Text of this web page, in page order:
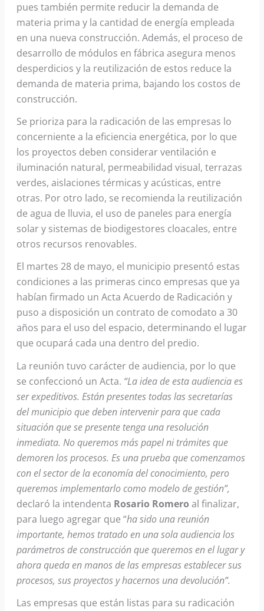
pues también permite reducir la demanda de
materia prima y la cantidad de energía empleada
en una nueva construcción. Además, el proceso de
desarrollo de módulos en fábrica asegura menos
desperdicios y la reutilización de estos reduce la
demanda de materia prima, bajando los costos de
construcción.
Se prioriza para la radicación de las empresas lo
concerniente a la eficiencia energética, por lo que
los proyectos deben considerar ventilación e
iluminación natural, permeabilidad visual, terrazas
verdes, aislaciones térmicas y acústicas, entre
otras. Por otro lado, se recomienda la reutilización
de agua de lluvia, el uso de paneles para energía
solar y sistemas de biodigestores cloacales, entre
otros recursos renovables.
El martes 28 de mayo, el municipio presentó estas
condiciones a las primeras cinco empresas que ya
habían firmado un Acta Acuerdo de Radicación y
puso a disposición un contrato de comodato a 30
años para el uso del espacio, determinando el lugar
que ocupará cada una dentro del predio.
La reunión tuvo carácter de audiencia, por lo que
se confeccionó un Acta. “La idea de esta audiencia es
ser expeditivos. Están presentes todas las secretarías
del municipio que deben intervenir para que cada
situación que se presente tenga una resolución
inmediata. No queremos más papel ni trámites que
demoren los procesos. Es una prueba que comenzamos
con el sector de la economía del conocimiento, pero
queremos implementarlo como modelo de gestión”,
declaró la intendenta Rosario Romero al finalizar,
para luego agregar que “ha sido una reunión
importante, hemos tratado en una sola audiencia los
parámetros de construcción que queremos en el lugar y
ahora queda en manos de las empresas establecer sus
procesos, sus proyectos y hacernos una devolución”.
Las empresas que están listas para su radicación